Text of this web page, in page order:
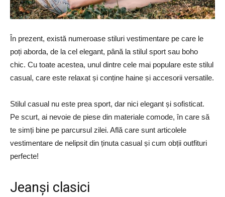
În prezent, există numeroase stiluri vestimentare pe care le
poți aborda, de la cel elegant, până la stilul sport sau boho
chic. Cu toate acestea, unul dintre cele mai populare este stilul
casual, care este relaxat și conține haine și accesorii versatile.
Stilul casual nu este prea sport, dar nici elegant și sofisticat.
Pe scurt, ai nevoie de piese din materiale comode, în care să
te simți bine pe parcursul zilei. Află care sunt articolele
vestimentare de nelipsit din ținuta casual și cum obții outfituri
perfecte!
Jeanși clasici